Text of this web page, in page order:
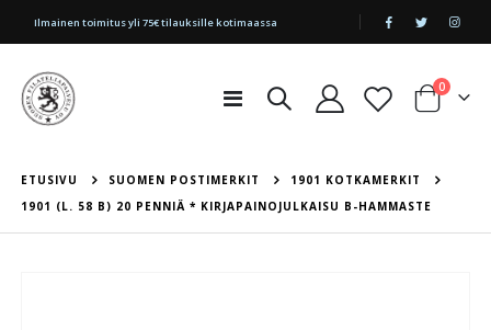
|
Ilmainen toimitus yli 75€ tilauksille kotimaassa
Toggle
Cart
0tuotetta
ETUSIVU SUOMEN POSTIMERKIT
1901 KOTKAMERKIT
1901 (L. 58 B) 20 PENNIÄ * KIRJAPAINOJULKAISU B-HAMMASTE